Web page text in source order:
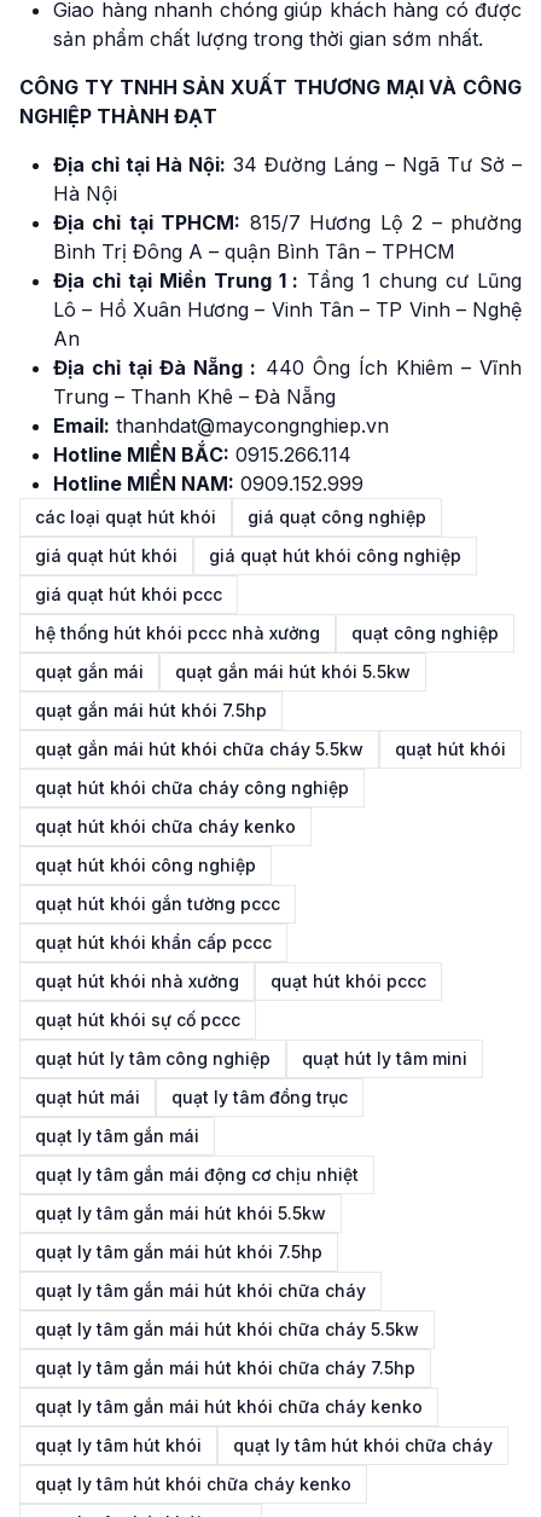
Giao hàng nhanh chóng giúp khách hàng có được
sản phẩm chất lượng trong thời gian sớm nhất.
CÔNG TY TNHH SẢN XUẤT THƯƠNG MẠI VÀ CÔNG
NGHIỆP THÀNH ĐẠT
Địa chỉ tại Hà Nội: 34 Đường Láng – Ngã Tư Sở –
Hà Nội
Địa chỉ tại TPHCM: 815/7 Hương Lộ 2 – phường
Bình Trị Đông A – quận Bình Tân – TPHCM
Địa chỉ tại Miền Trung 1 : Tầng 1 chung cư Lũng
Lô – Hồ Xuân Hương – Vinh Tân – TP Vinh – Nghệ
An
Địa chỉ tại Đà Nẵng : 440 Ông Ích Khiêm – Vĩnh
Trung – Thanh Khê – Đà Nẵng
Email: thanhdat@maycongnghiep.vn
Hotline MIỀN BẮC: 0915.266.114
Hotline MIỀN NAM: 0909.152.999
các loại quạt hút khói
giá quạt công nghiệp
giá quạt hút khói
giá quạt hút khói công nghiệp
giá quạt hút khói pccc
hệ thống hút khói pccc nhà xưởng
quạt công nghiệp
quạt gắn mái
quạt gắn mái hút khói 5.5kw
quạt gắn mái hút khói 7.5hp
quạt gắn mái hút khói chữa cháy 5.5kw
quạt hút khói
quạt hút khói chữa cháy công nghiệp
quạt hút khói chữa cháy kenko
quạt hút khói công nghiệp
quạt hút khói gắn tường pccc
quạt hút khói khẩn cấp pccc
quạt hút khói nhà xưởng
quạt hút khói pccc
quạt hút khói sự cố pccc
quạt hút ly tâm công nghiệp
quạt hút ly tâm mini
quạt hút mái
quạt ly tâm đồng trục
quạt ly tâm gắn mái
quạt ly tâm gắn mái động cơ chịu nhiệt
quạt ly tâm gắn mái hút khói 5.5kw
quạt ly tâm gắn mái hút khói 7.5hp
quạt ly tâm gắn mái hút khói chữa cháy
quạt ly tâm gắn mái hút khói chữa cháy 5.5kw
quạt ly tâm gắn mái hút khói chữa cháy 7.5hp
quạt ly tâm gắn mái hút khói chữa cháy kenko
quạt ly tâm hút khói
quạt ly tâm hút khói chữa cháy
quạt ly tâm hút khói chữa cháy kenko